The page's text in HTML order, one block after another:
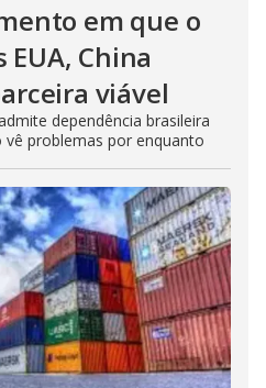
em que o
China
viável
dependência brasileira
vê problemas por enquanto